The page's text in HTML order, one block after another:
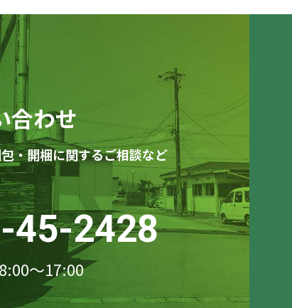
合わせ
・開梱に関するご相談など
45-2428
～17:00